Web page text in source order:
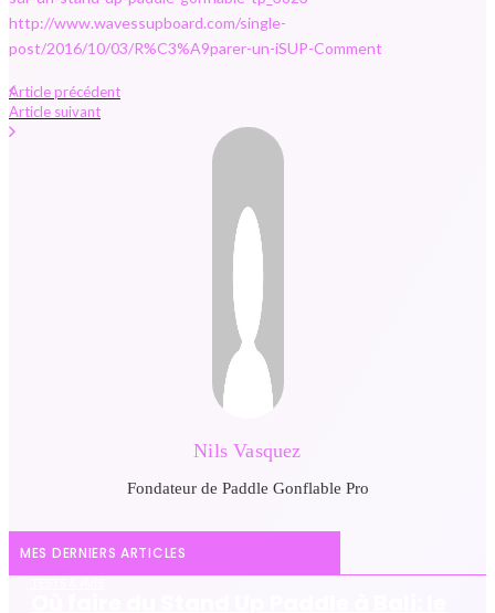
http://www.wavessupboard.com/single-
post/2016/10/03/R%C3%A9parer-un-iSUP-Comment
Article précédent
Article suivant
Nils Vasquez
Fondateur de Paddle Gonflable Pro
MES DERNIERS ARTICLES